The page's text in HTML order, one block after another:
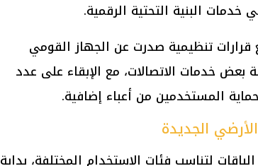
البنية التحتية الرقمية.
قرارات تنظيمية صدرت عن الجهاز القومي
بعض خدمات الاتصالات، مع الإبقاء على عدد
المستخدمين من أعباء إضافية.
الجديدة
لتناسب فئات الاستخدام المختلفة، بداية